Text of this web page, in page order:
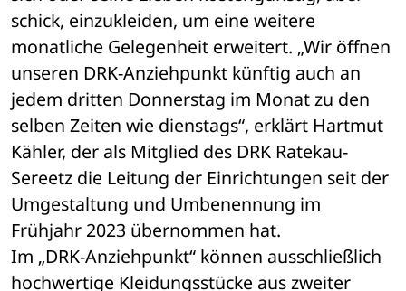
schick, einzukleiden, um eine weitere
monatliche Gelegenheit erweitert. „Wir öffnen
unseren DRK-Anziehpunkt künftig auch an
jedem dritten Donnerstag im Monat zu den
selben Zeiten wie dienstags“, erklärt Hartmut
Kähler, der als Mitglied des DRK Ratekau-
Sereetz die Leitung der Einrichtungen seit der
Umgestaltung und Umbenennung im
Frühjahr 2023 übernommen hat.
Im „DRK-Anziehpunkt“ können ausschließlich
hochwertige Kleidungsstücke aus zweiter